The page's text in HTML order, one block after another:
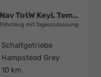
Comfort LED SHZ 360Kam Nav TotW KeyL Temp 17Z
Fahrzeug mit Tageszulassung
Schaltgetriebe
Hampstead Grey
10 km